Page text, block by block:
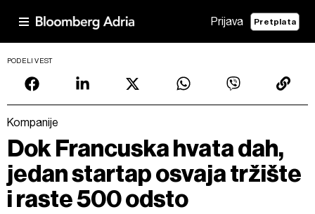
Prijava Pretplata
PODELI VEST
Kompanije
Dok Francuska hvata dah,
jedan startap osvaja tržište
i raste 500 odsto